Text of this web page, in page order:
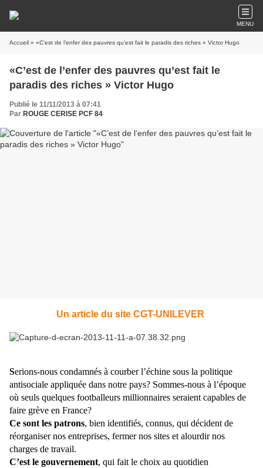
MENU
Accueil » «C’est de l’enfer des pauvres qu’est fait le paradis des riches » Victor Hugo
«C’est de l’enfer des pauvres qu’est fait le
paradis des riches » Victor Hugo
Publié le 11/11/2013 à 07:41
Par ROUGE CERISE PCF 84
Un article du site CGT-UNILEVER
Serions-nous condamnés à courber l’échine sous la politique
antisociale appliquée dans notre pays? Sommes-nous à l’époque
où seuls quelques footballeurs millionnaires seraient capables de
faire grève en France?
Ce sont les patrons, bien identifiés, connus, qui décident de
réorganiser nos entreprises, fermer nos sites et alourdir nos
charges de travail.
C’est le gouvernement, qui fait le choix au quotidien